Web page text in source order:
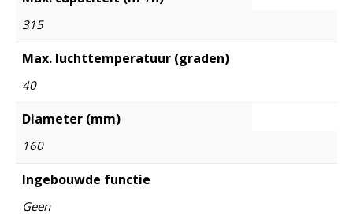
315
Max. luchttemperatuur (graden)
40
Diameter (mm)
160
Ingebouwde functie
Geen